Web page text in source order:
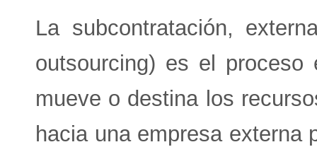
La subcontratación,
outsourcing) es el
mueve o destina los
hacia una empresa externa